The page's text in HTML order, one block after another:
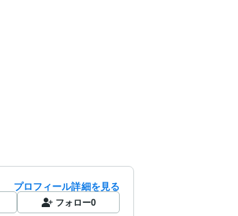
プロフィール詳細を見る
フォロー0